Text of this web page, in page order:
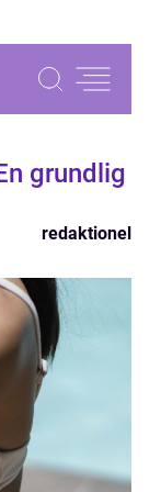
grundlig
redaktionel